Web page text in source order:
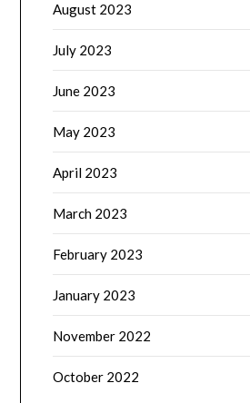
August 2023
July 2023
June 2023
May 2023
April 2023
March 2023
February 2023
January 2023
November 2022
October 2022